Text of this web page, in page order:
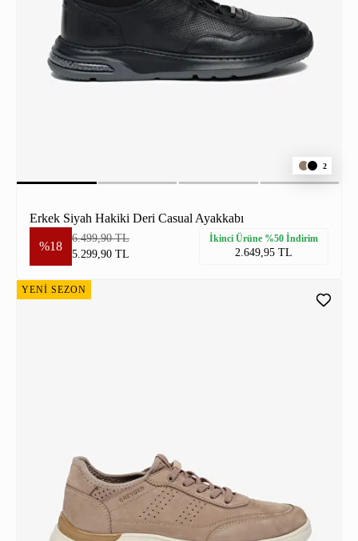
2
Erkek Siyah Hakiki Deri Casual Ayakkabı
%18
6.499,90 TL
5.299,90 TL
İkinci Ürüne %50 İndirim
2.649,95 TL
YENİ SEZON